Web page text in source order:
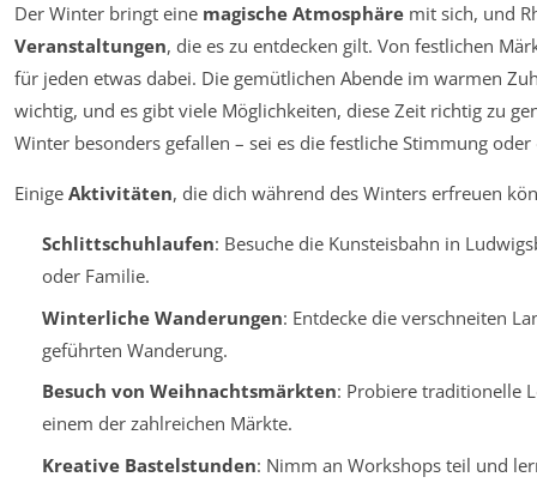
Der Winter bringt eine magische Atmosphäre mit sich, und
Veranstaltungen, die es zu entdecken gilt. Von festlichen
für jeden etwas dabei. Die gemütlichen Abende im warmen
wichtig, und es gibt viele Möglichkeiten, diese Zeit richtig zu
Winter besonders gefallen – sei es die festliche Stimmung
Einige Aktivitäten, die dich während des Winters erfreuen
Schlittschuhlaufen: Besuche die Kunsteisbahn in
oder Familie.
Winterliche Wanderungen: Entdecke die verschneiten
geführten Wanderung.
Besuch von Weihnachtsmärkten: Probiere traditionelle
einem der zahlreichen Märkte.
Kreative Bastelstunden: Nimm an Workshops teil und